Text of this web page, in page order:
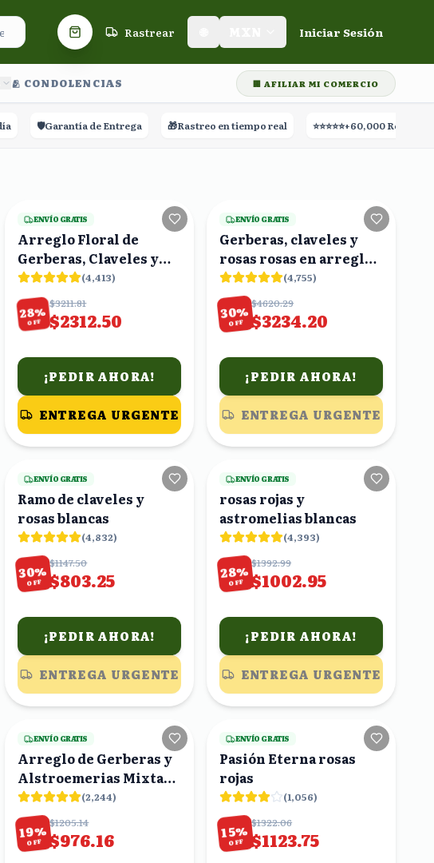
Carrito de compras
Rastrear Iniciar Sesión
🫂 CONDOLENCIAS 🏢 AFILIAR MI COMERCIO
🛡️Garantía de Entrega 🎁 Rastreo en tiempo real ⭐⭐⭐⭐⭐ +60,000 Reseñas
ENVÍO GRATIS
Arreglo Floral de
Gerberas, Claveles y
Rosas en Caja Blanca
(4,413)
28%
OFF
$3211.81
$2312.50
¡PEDIR AHORA!
ENTREGA URGENTE
ENVÍO GRATIS
Gerberas, claveles y
rosas rosas en arreglo
buchón
(4,755)
30%
OFF
$4620.29
$3234.20
¡PEDIR AHORA!
ENTREGA URGENTE
20viendo
ENVÍO GRATIS
Ramo de claveles y
rosas blancas
(4,832)
30%
OFF
$1147.50
$803.25
¡PEDIR AHORA!
ENTREGA URGENTE
17viendo
ENVÍO GRATIS
rosas rojas y
astromelias blancas
(4,393)
28%
OFF
$1392.99
$1002.95
¡PEDIR AHORA!
ENTREGA URGENTE
7viendo
ENVÍO GRATIS
Arreglo de Gerberas y
Alstroemerias Mixtas
en Florero con Moño
Verde
(2,244)
19%
OFF
$1205.14
$976.16
3viendo
ENVÍO GRATIS
Pasión Eterna rosas
rojas
(1,056)
15%
OFF
$1322.06
$1123.75